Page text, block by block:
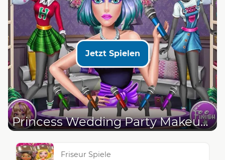
Jetzt Spielen
Princess Wedding Party Makeup Art
Friseur Spiele